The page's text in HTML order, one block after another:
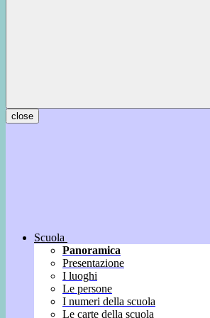
close
Scuola
Panoramica
Presentazione
I luoghi
Le persone
I numeri della scuola
Le carte della scuola